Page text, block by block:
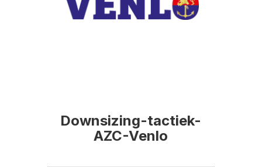
Downsizing-tactiek-
AZC-Venlo